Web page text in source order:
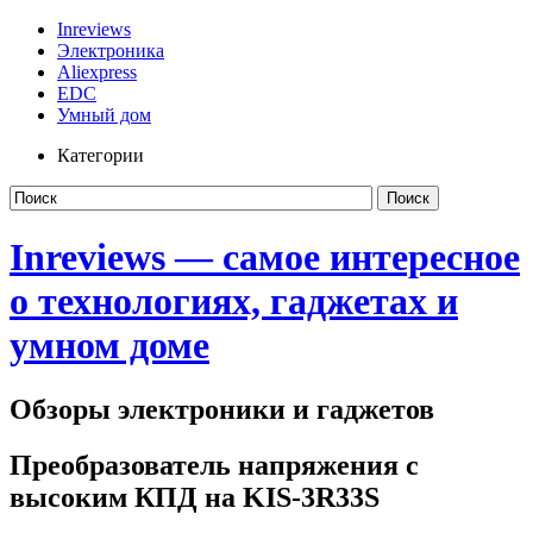
Inreviews
Электроника
Aliexpress
EDC
Умный дом
Категории
Inreviews — самое интересное
о технологиях, гаджетах и
умном доме
Обзоры электроники и гаджетов
Преобразователь напряжения с
высоким КПД на KIS-3R33S